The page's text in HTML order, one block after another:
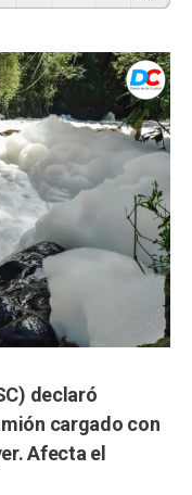
declaró
cargado con
Afecta el